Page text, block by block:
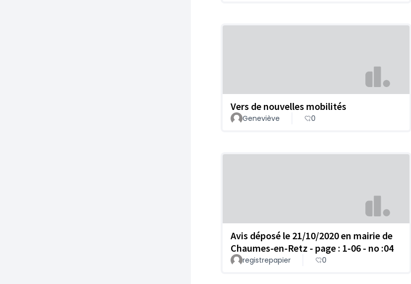
Vers de nouvelles mobilités
Geneviève 0
Avis déposé le 21/10/2020 en mairie de
Chaumes-en-Retz - page : 1-06 - no :04
registrepapier 0